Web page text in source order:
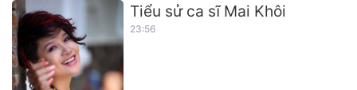
Tiểu sử ca sĩ Mai Khôi
23:56